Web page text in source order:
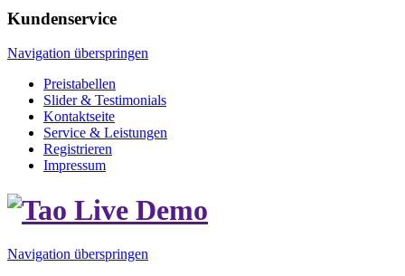
Kundenservice
Navigation überspringen
Preistabellen
Slider & Testimonials
Kontaktseite
Service & Leistungen
Registrieren
Impressum
Navigation überspringen